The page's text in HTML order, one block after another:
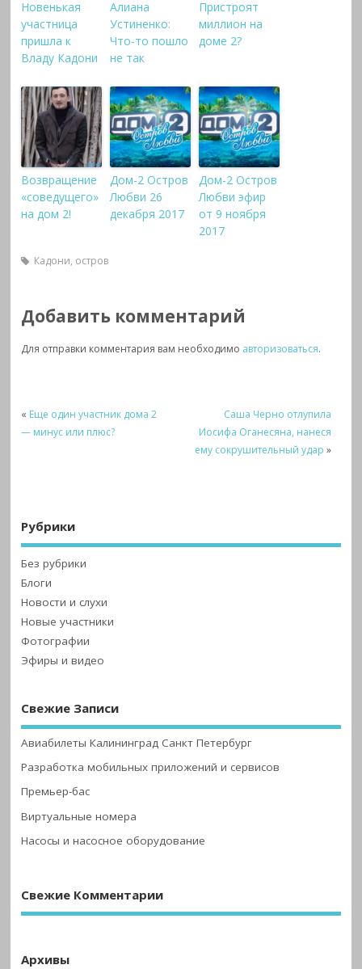
Новенькая
участница
пришла к
Владу Кадони
Алиана
Устиненко:
Что-то пошло
не так
Пристроят
миллион на
доме 2?
Возвращение
«соведущего»
на дом 2!
Дом-2 Остров
Любви 26
декабря 2017
Дом-2 Остров
Любви эфир
от 9 ноября
2017
Кадони, остров
Добавить комментарий
Для отправки комментария вам необходимо авторизоваться.
« Еще один участник дома 2
— минус или плюс?
Саша Черно отлупила
Иосифа Оганесяна, нанеся
ему сокрушительный удар »
Рубрики
Без рубрики
Блоги
Новости и слухи
Новые участники
Фотографии
Эфиры и видео
Свежие Записи
Авиабилеты Калининград Санкт Петербург
Разработка мобильных приложений и сервисов
Премьер-бас
Виртуальные номера
Насосы и насосное оборудование
Свежие Комментарии
Архивы